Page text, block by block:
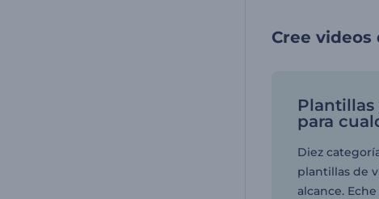
Cree
Plantillas
para
Diez
plantillas de
alcance.